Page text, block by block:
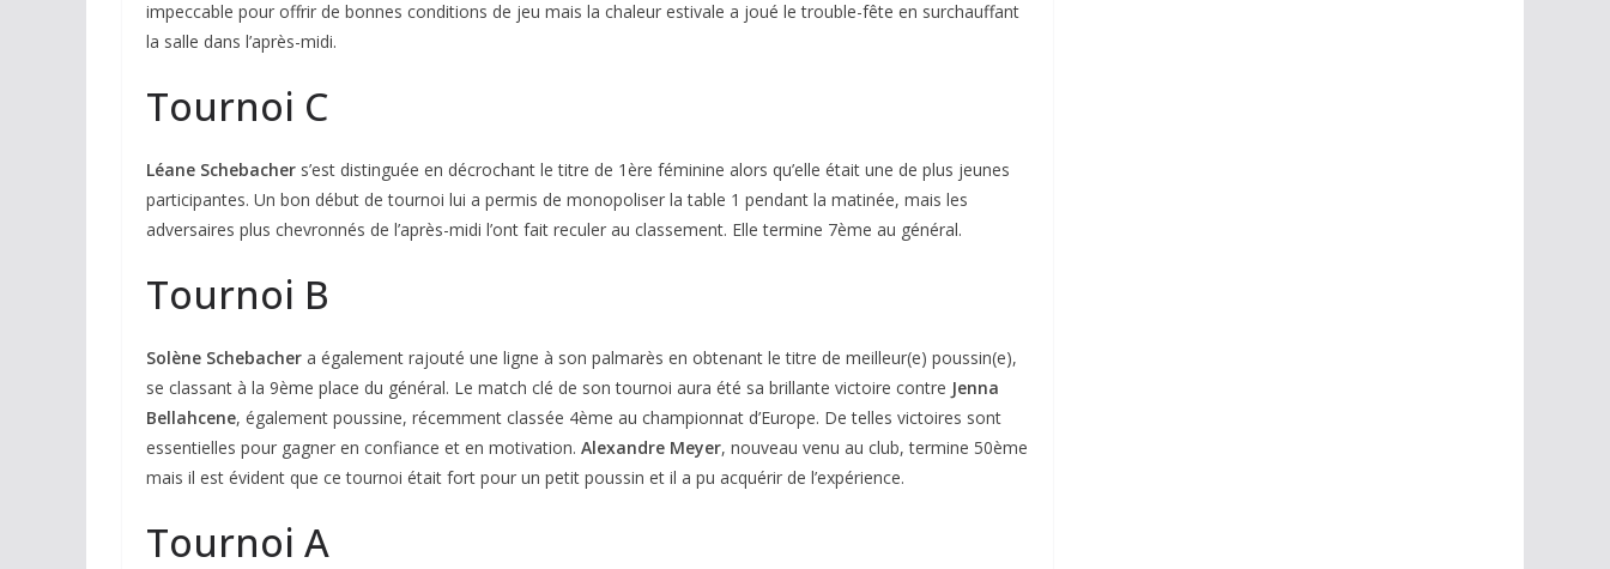
impeccable pour offrir de bonnes conditions de jeu mais la chaleur estivale a joué le trouble-fête en surchauffant
la salle dans l’après-midi.
Tournoi C
Léane Schebacher s’est distinguée en décrochant le titre de 1ère féminine alors qu’elle était une de plus jeunes
participantes. Un bon début de tournoi lui a permis de monopoliser la table 1 pendant la matinée, mais les
adversaires plus chevronnés de l’après-midi l’ont fait reculer au classement. Elle termine 7ème au général.
Tournoi B
Solène Schebacher a également rajouté une ligne à son palmarès en obtenant le titre de meilleur(e) poussin(e),
se classant à la 9ème place du général. Le match clé de son tournoi aura été sa brillante victoire contre Jenna
Bellahcene, également poussine, récemment classée 4ème au championnat d’Europe. De telles victoires sont
essentielles pour gagner en confiance et en motivation. Alexandre Meyer, nouveau venu au club, termine 50ème
mais il est évident que ce tournoi était fort pour un petit poussin et il a pu acquérir de l’expérience.
Tournoi A